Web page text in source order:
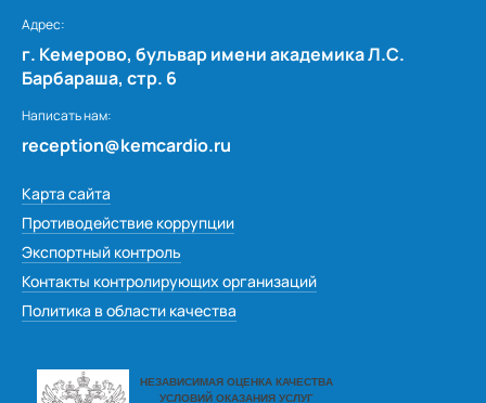
Адрес:
г. Кемерово, бульвар имени академика Л.С.
Барбараша, стр. 6
Написать нам:
reception@kemcardio.ru
Карта сайта
Противодействие коррупции
Экспортный контроль
Контакты контролирующих организаций
Политика в области качества